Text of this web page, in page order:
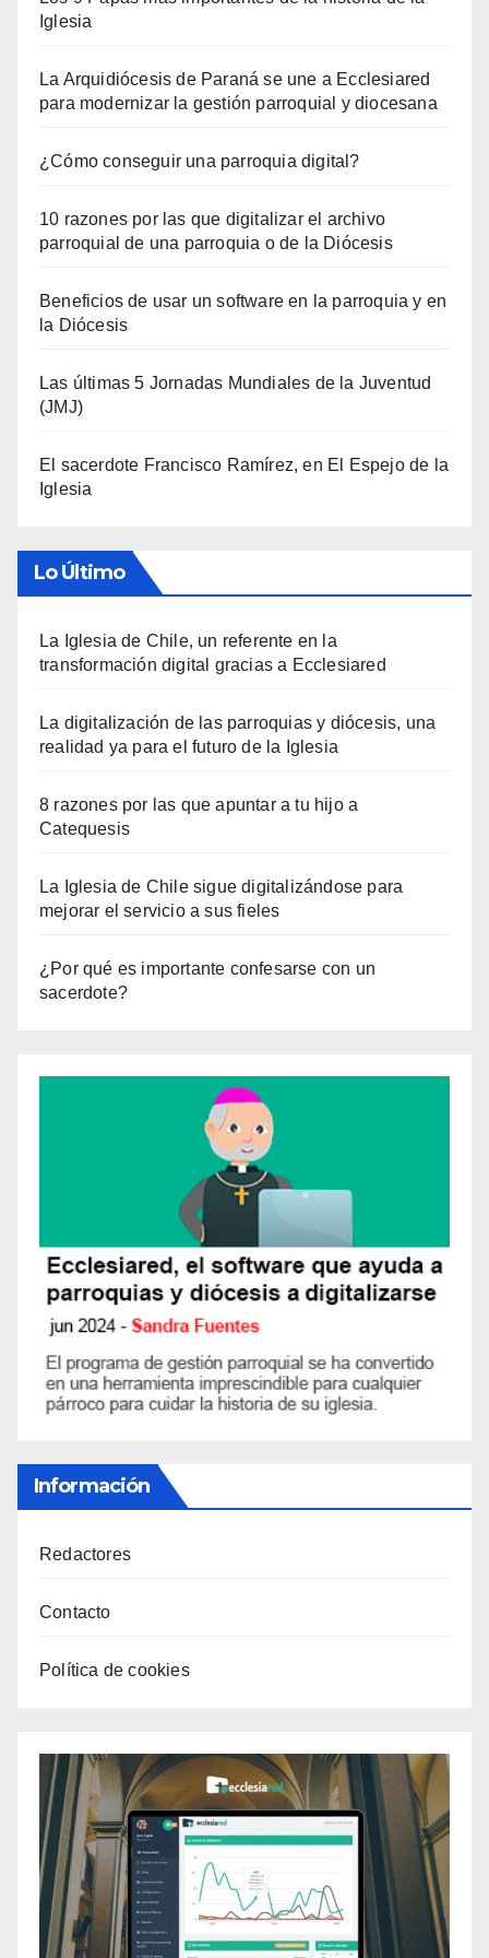
Iglesia
La Arquidiócesis de Paraná se une a Ecclesiared
para modernizar la gestión parroquial y diocesana
¿Cómo conseguir una parroquia digital?
10 razones por las que digitalizar el archivo
parroquial de una parroquia o de la Diócesis
Beneficios de usar un software en la parroquia y en
la Diócesis
Las últimas 5 Jornadas Mundiales de la Juventud
(JMJ)
El sacerdote Francisco Ramírez, en El Espejo de la
Iglesia
Lo Último
La Iglesia de Chile, un referente en la
transformación digital gracias a Ecclesiared
La digitalización de las parroquias y diócesis, una
realidad ya para el futuro de la Iglesia
8 razones por las que apuntar a tu hijo a
Catequesis
La Iglesia de Chile sigue digitalizándose para
mejorar el servicio a sus fieles
¿Por qué es importante confesarse con un
sacerdote?
Información
Redactores
Contacto
Política de cookies